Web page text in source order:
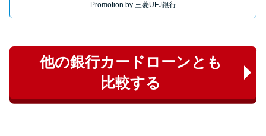
Promotion by 三菱UFJ銀行
他の銀行カードローンとも
比較する